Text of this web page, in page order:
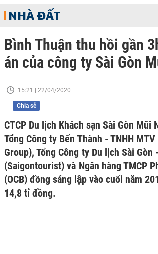
NHÀ ĐẤT
Bình Thuận thu hồi gần
án của công ty Sài Gòn
15:21 | 22/04/2020
Chia sẻ
CTCP Du lịch Khách sạn Sài Gòn Mũi
Tổng Công ty Bến Thành - TNHH
Group), Tổng Công ty Du lịch Sài Gòn
(Saigontourist) và Ngân hàng TMCP
(OCB) đồng sáng lập vào cuối năm
14,8 tỉ đồng.